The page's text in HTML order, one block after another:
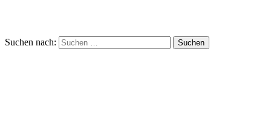
Suchen nach: